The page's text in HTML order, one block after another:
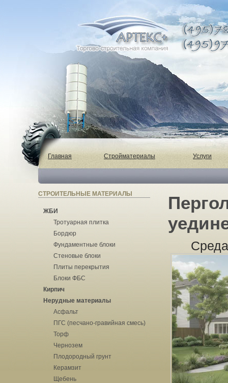
Главная Стройматериалы Услуги
СТРОИТЕЛЬНЫЕ МАТЕРИАЛЫ
ЖБИ
Тротуарная плитка
Бордюр
Фундаментные блоки
Стеновые блоки
Плиты перекрытия
Блоки ФБС
Кирпич
Нерудные материалы
Асфальт
ПГС (песчано-гравийная смесь)
Торф
Чернозем
Плодородный грунт
Керамзит
Щебень